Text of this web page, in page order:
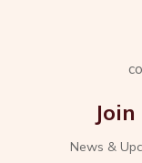
News &